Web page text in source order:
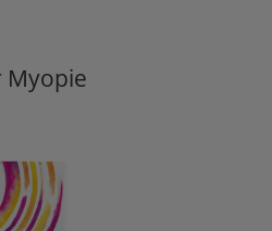
Myopie